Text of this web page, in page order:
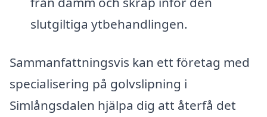
slutgiltiga ytbehandlingen.
Sammanfattningsvis kan ett företag med
specialisering på golvslipning i
Simlångsdalen hjälpa dig att återfå det